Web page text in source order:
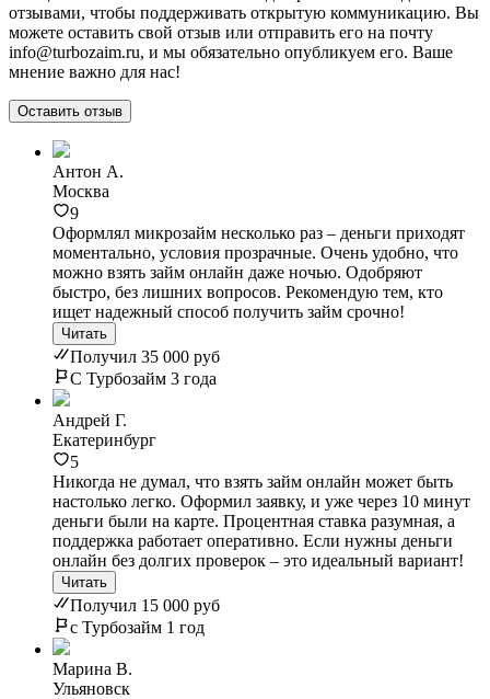
отзывами, чтобы поддерживать открытую коммуникацию. Вы
можете оставить свой отзыв или отправить его на почту
info@turbozaim.ru, и мы обязательно опубликуем его. Ваше
мнение важно для нас!
Оставить отзыв
Антон А.
Москва
9
Оформлял микрозайм несколько раз – деньги приходят
моментально, условия прозрачные. Очень удобно, что
можно взять займ онлайн даже ночью. Одобряют
быстро, без лишних вопросов. Рекомендую тем, кто
ищет надежный способ получить займ срочно!
Читать
Получил 35 000 руб
С Турбозайм 3 года
Андрей Г.
Екатеринбург
5
Никогда не думал, что взять займ онлайн может быть
настолько легко. Оформил заявку, и уже через 10 минут
деньги были на карте. Процентная ставка разумная, а
поддержка работает оперативно. Если нужны деньги
онлайн без долгих проверок – это идеальный вариант!
Читать
Получил 15 000 руб
с Турбозайм 1 год
Марина В.
Ульяновск